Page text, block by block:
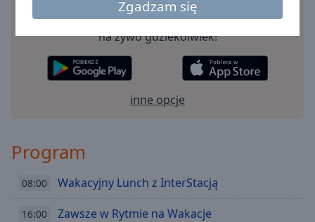
Zgadzam się
Instałuj darmowąaplikacjęOnline Radio Box do
swego smartfonu i słuchaj uliubionę stacji radiowe
na żywo gdziekolwiek!
inne opcje
Program
08:00 Wakacyjny Lunch z InterStacją
16:00 Zawsze w Rytmie na Wakacje